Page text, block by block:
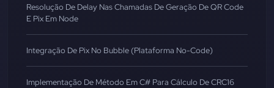
Resolução De Delay Nas Chamadas De Geração De QR Code
E Pix Em Node
Integração De Pix No Bubble (Plataforma No-Code)
Implementação De Método Em C# Para Cálculo De CRC16